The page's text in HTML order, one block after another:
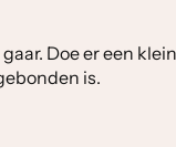
Doe er een
is.